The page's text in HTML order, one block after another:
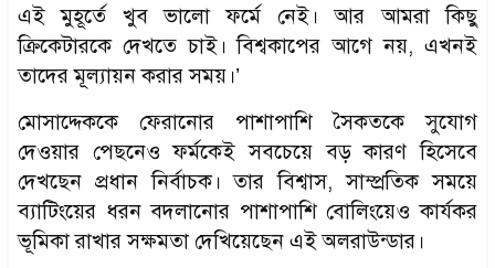
এই মুহূর্তে খুব ভালো ফর্মে নেই। আর আমরা কিছু
ক্রিকেটারকে দেখতে চাই। বিশ্বকাপের আগে নয়, এখনই
তাদের মূল্যায়ন করার সময়।’
মোসাদ্দেককে ফেরানোর পাশাপাশি সৈকতকে সুযোগ
দেওয়ার পেছনেও ফর্মকেই সবচেয়ে বড় কারণ হিসেবে
দেখছেন প্রধান নির্বাচক। তার বিশ্বাস, সাম্প্রতিক সময়ে
ব্যাটিংয়ের ধরন বদলানোর পাশাপাশি বোলিংয়েও কার্যকর
ভূমিকা রাখার সক্ষমতা দেখিয়েছেন এই অলরাউন্ডার।